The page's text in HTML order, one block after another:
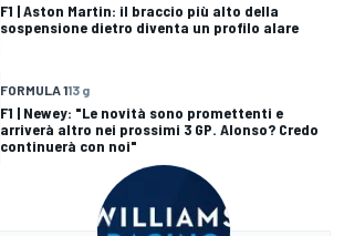
F1 | Aston Martin: il braccio più alto della
sospensione dietro diventa un profilo alare
FORMULA 113 g
F1 | Newey: "Le novità sono promettenti e
arriverà altro nei prossimi 3 GP. Alonso? Credo
continuerà con noi"